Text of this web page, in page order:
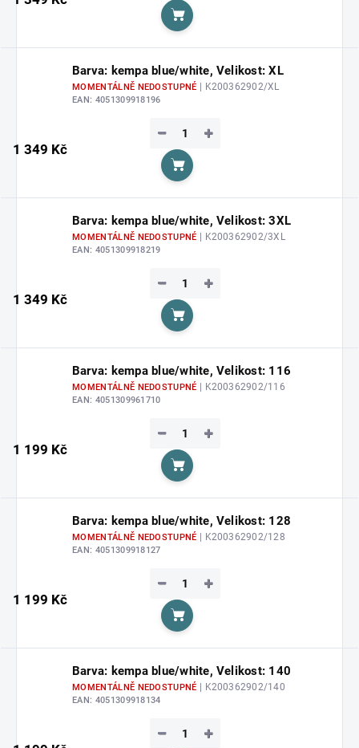
Do košíku
Barva: kempa blue/white, Velikost: XL
MOMENTÁLNĚ NEDOSTUPNÉ | K200362902/XL
EAN: 4051309918196
1 349 Kč
+
−
Do košíku
Barva: kempa blue/white, Velikost: 3XL
MOMENTÁLNĚ NEDOSTUPNÉ | K200362902/3XL
EAN: 4051309918219
1 349 Kč
+
−
Do košíku
Barva: kempa blue/white, Velikost: 116
MOMENTÁLNĚ NEDOSTUPNÉ | K200362902/116
EAN: 4051309961710
1 199 Kč
+
−
Do košíku
Barva: kempa blue/white, Velikost: 128
MOMENTÁLNĚ NEDOSTUPNÉ | K200362902/128
EAN: 4051309918127
1 199 Kč
+
−
Do košíku
Barva: kempa blue/white, Velikost: 140
MOMENTÁLNĚ NEDOSTUPNÉ | K200362902/140
EAN: 4051309918134
+
−